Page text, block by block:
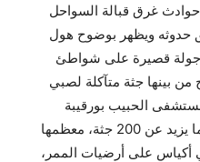
حوادث غرق قبالة السواحل
حدوثه ويظهر بوضوح هول
جولة قصيرة على شواطئ
بينها جثة متآكلة لصبي
الحبيب بورقيبة
بصفاقس اكتظ مركز الأموات فيه بما يزيد عن 200 جثة، معظمها
على أرضيات الممر،